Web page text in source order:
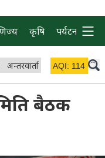
कृषि पर्यटन प्रवास
अन्तरवार्ता विचार/ब्लग
AQI: 114
बैठक